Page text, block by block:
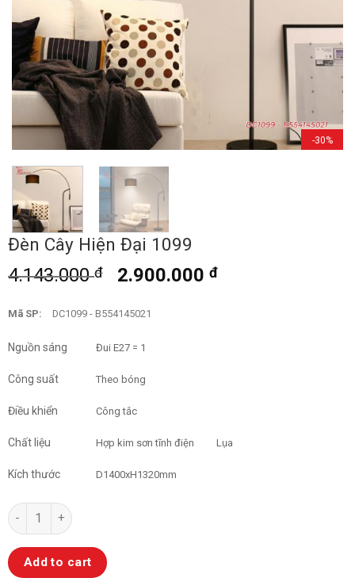
-30%
Đèn Cây Hiện Đại 1099
4.143.000đ 2.900.000đ
Mã SP: DC1099 - B554145021
Nguồn sáng Đui E27 = 1
Công suất Theo bóng
Điều khiển Công tắc
Chất liệu Hợp kim sơn tĩnh điện Lụa
Kích thước D1400xH1320mm
Đèn Cây Hiện Đại 1099 quantity
Add to cart